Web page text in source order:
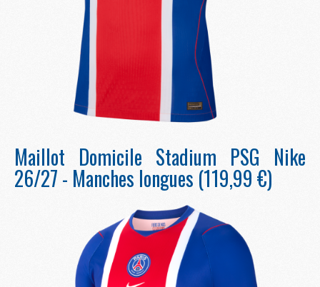
Maillot Domicile Stadium PSG Nike
26/27 - Manches longues (119,99 €)